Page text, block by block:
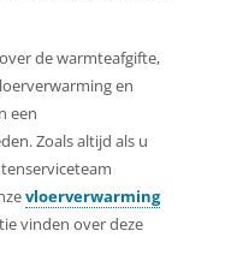
de warmteafgifte,
en
een
Zoals altijd als u
vloerverwarming
vinden over deze